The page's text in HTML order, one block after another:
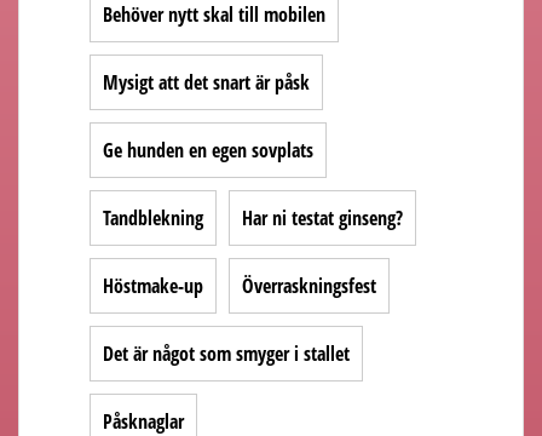
Behöver nytt skal till mobilen
Mysigt att det snart är påsk
Ge hunden en egen sovplats
Tandblekning Har ni testat ginseng?
Höstmake-up Överraskningsfest
Det är något som smyger i stallet
Påsknaglar